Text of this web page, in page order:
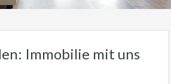
Immobilie mit uns